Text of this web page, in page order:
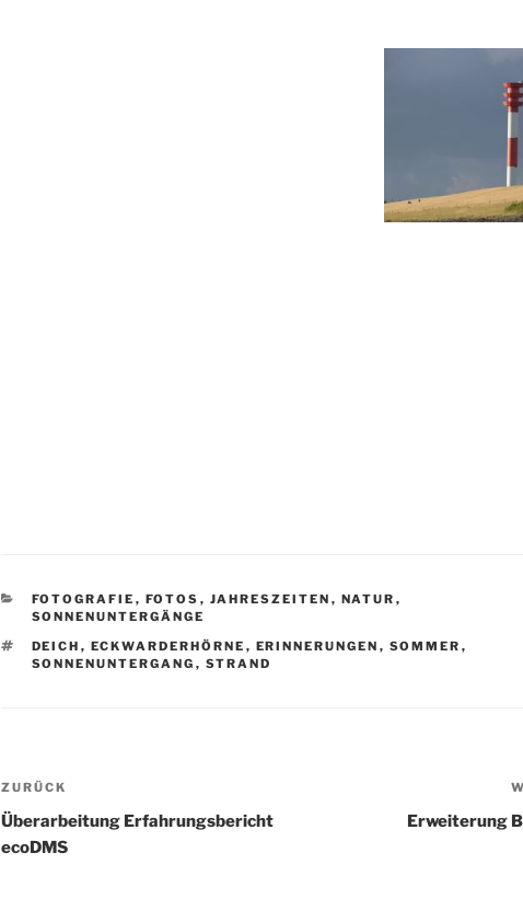
KATEGORIEN
FOTOGRAFIE , FOTOS , JAHRESZEITEN , NATUR ,
SONNENUNTERGÄNGE
SCHLAGWÖRTER
DEICH , ECKWARDERHÖRNE , ERINNERUNGEN , SOMMER ,
SONNENUNTERGANG , STRAND
Beitragsnavigation
Vorheriger
Beitrag
ZURÜCK
Überarbeitung Erfahrungsbericht
ecoDMS
Erweiterung